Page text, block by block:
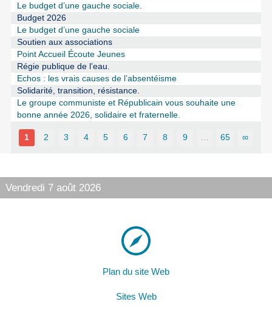
Le budget d’une gauche sociale.
Budget 2026
Le budget d’une gauche sociale
Soutien aux associations
Point Accueil Écoute Jeunes
Régie publique de l’eau.
Echos : les vrais causes de l’absentéisme
Solidarité, transition, résistance.
Le groupe communiste et Républicain vous souhaite une
bonne année 2026, solidaire et fraternelle.
1 2 3 4 5 6 7 8 9 65 ∞
Vendredi 7 août 2026
Plan du site Web
Sites Web